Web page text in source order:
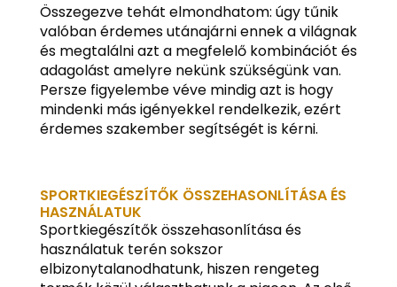
Összegezve tehát elmondhatom: úgy tűnik
valóban érdemes utánajárni ennek a világnak
és megtalálni azt a megfelelő kombinációt és
adagolást amelyre nekünk szükségünk van.
Persze figyelembe véve mindig azt is hogy
mindenki más igényekkel rendelkezik, ezért
érdemes szakember segítségét is kérni.
SPORTKIEGÉSZÍTŐK ÖSSZEHASONLÍTÁSA ÉS
HASZNÁLATUK
Sportkiegészítők összehasonlítása és
használatuk terén sokszor
elbizonytalanodhatunk, hiszen rengeteg